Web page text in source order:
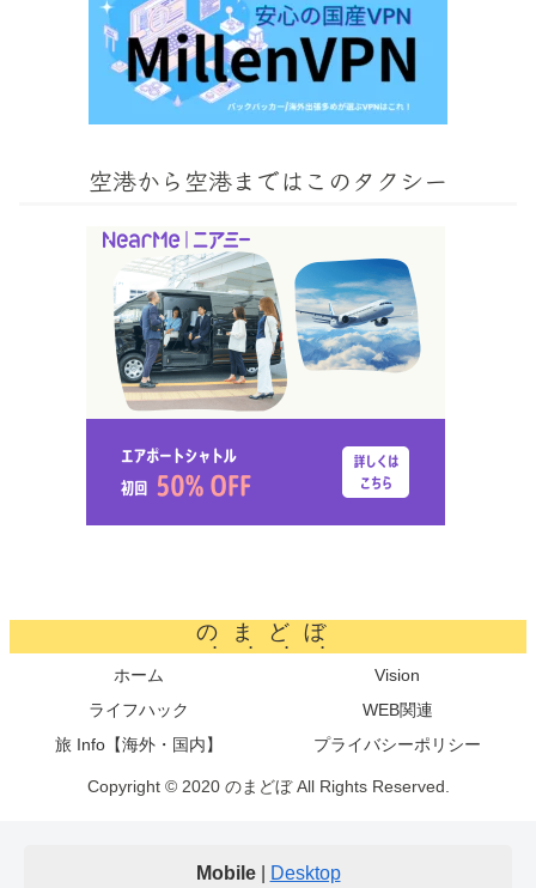
空港から空港まではこのタクシー
のまどぼ
ホーム
Vision
ライフハック
WEB関連
旅 Info【海外・国内】
プライバシーポリシー
Copyright © 2020 のまどぼ All Rights Reserved.
Mobile| Desktop